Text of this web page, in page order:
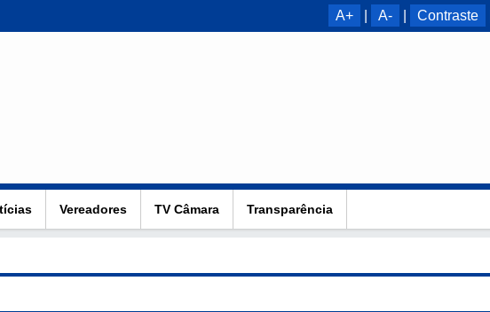
A+ A- Contraste
Vereadores TV Câmara Transparência